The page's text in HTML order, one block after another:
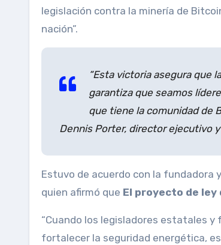
legislación contra la minería de
nación”.
“Esta victoria asegura que
garantiza que seamos
que tiene la comunidad de
Dennis Porter, director ejecutivo
Estuvo de acuerdo con la fundadora
quien afirmó que El proyecto de ley
“Cuando los legisladores estatales
fortalecer la seguridad energética,